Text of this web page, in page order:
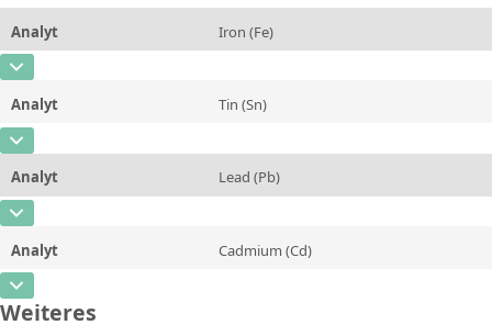
Konzentration 0,021
Einheit %
Zusätzliche Informationen
Methode
Analyt Iron (Fe)
CAS-Nummer
Konzentration 0,016
Einheit %
Zusätzliche Informationen Recommended values
Analyt Tin (Sn)
CAS-Nummer
Konzentration 0,0017
Einheit
Methode
Analyt Lead (Pb)
CAS-Nummer
Konzentration 0,0012
Einheit
Analyt Cadmium (Cd)
CAS-Nummer
Weiteres